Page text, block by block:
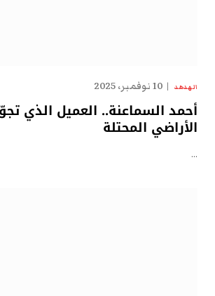
الهدهد 10 نوفمبر، 2025
أحمد السماعنة.. العميل الذي
الأراضي المحتلة
…